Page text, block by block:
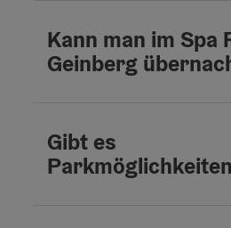
Kann man im Spa
Geinberg
Gibt es